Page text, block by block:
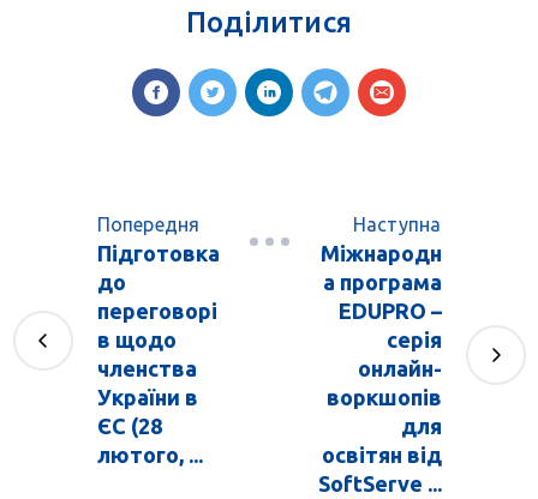
Поділитися
Попередня
Підготовка
до
переговорі
в щодо
членства
України в
ЄС (28
лютого, ...
Наступна
Міжнародн
а програма
EDUPRO –
серія
онлайн-
воркшопів
для
освітян від
SoftServe ...